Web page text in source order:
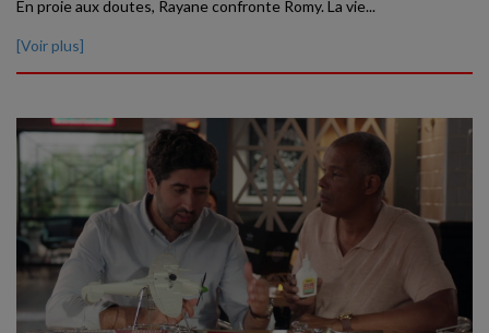
En proie aux doutes, Rayane confronte Romy. La vie...
[Voir plus]